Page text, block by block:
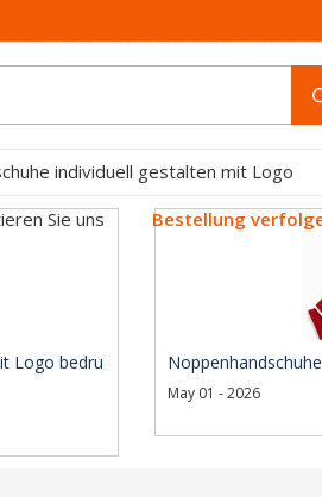
individuell gestalten mit Logo
Sie uns Bestellung
Logo bedru
May 01 - 2026